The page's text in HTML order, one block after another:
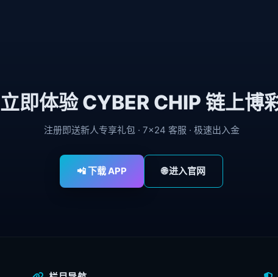
立即体验 CYBER CHIP 链上博
注册即送新人专享礼包 · 7×24 客服 · 极速出入金
📲 下载 APP 🌐 进入官网